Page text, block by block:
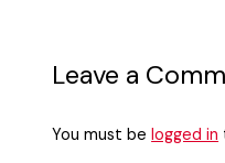
Leave a
You must belogged in